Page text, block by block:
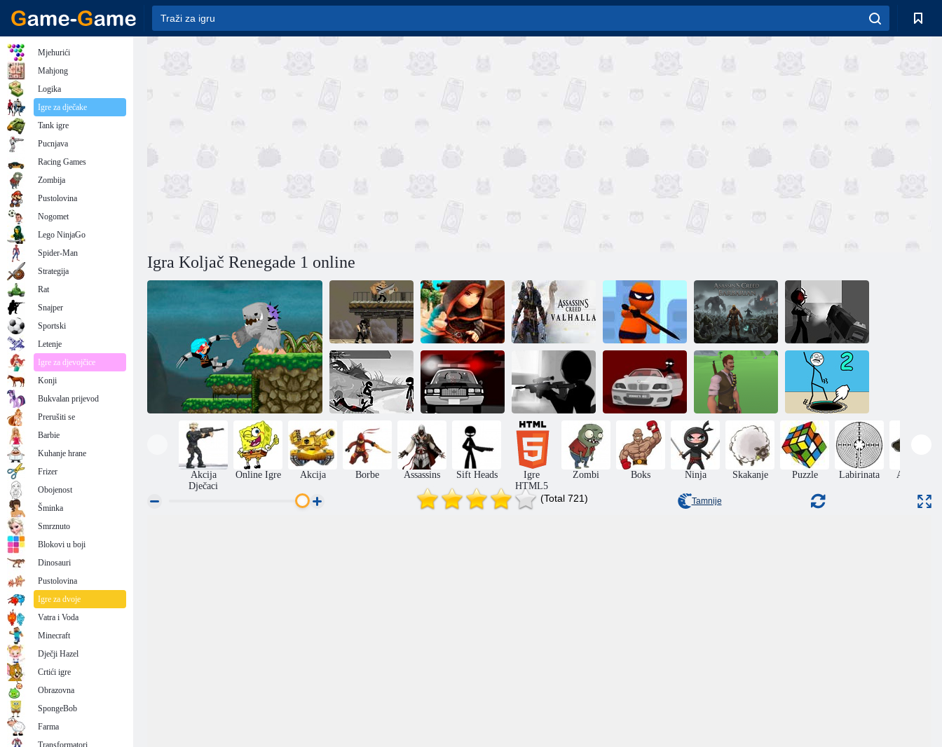
Igra Koljač Renegade 1 online
tihi ubojica
Assassin Creed:
Slobodni trkači
Assassin's
Creed: Skriveni
predmeti u
Valhalli
Ubojičina vjera
Barbarian iz
Assassin's
Creeda
Globalni
headhunters
(nasilnika): 1.
dio - smrtonosna
rookie
headhunters
(nasilnika): Dio
4 - Hladna
sjećanja
Globalni
headhunters
(nasilnika): 1.
dio - ultimatum
Headhunters
(nasilnika): 1.
dio - remake
Bounty Hunters
2 (2 razbojnika)
Prijenosni Royal
Battle
Slagalica za
crtanje: Skica
Akcija
Dječaci
Online Igre Akcija Borbe Assassins Sift Heads
Igre
HTML5
Zombi Boks Ninja Skakanje Puzzle Labirinata Avanture
(Total 721) Tamnije
Mjehurići
Mahjong
Logika
Igre za dječake
Tank igre
Pucnjava
Racing Games
Zombija
Pustolovina
Nogomet
Lego NinjaGo
Spider-Man
Strategija
Rat
Snajper
Sportski
Letenje
Igre za djevojčice
Konji
Bukvalan prijevod
Prerušiti se
Barbie
Kuhanje hrane
Frizer
Obojenost
Šminka
Smrznuto
Blokovi u boji
Dinosauri
Pustolovina
Igre za dvoje
Vatra i Voda
Minecraft
Dječji Hazel
Crtići igre
Obrazovna
SpongeBob
Farma
Transformatori